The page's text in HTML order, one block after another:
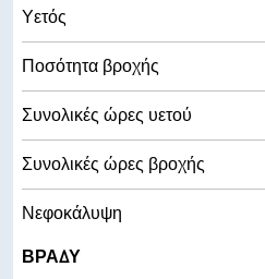
Υετός
Ποσότητα βροχής
Συνολικές ώρες υετού
Συνολικές ώρες βροχής
Νεφοκάλυψη
ΒΡΆΔΥ